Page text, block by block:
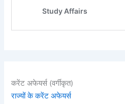
करेंट अफेयर्स (वर्गीकृत)
राज्यों के करेंट अफेयर्स